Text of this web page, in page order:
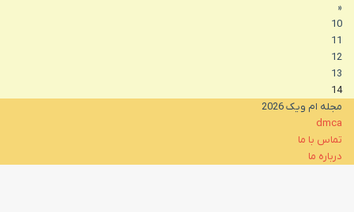
«
10
11
12
13
14
مجله ام ویک 2026
dmca
تماس با ما
درباره ما